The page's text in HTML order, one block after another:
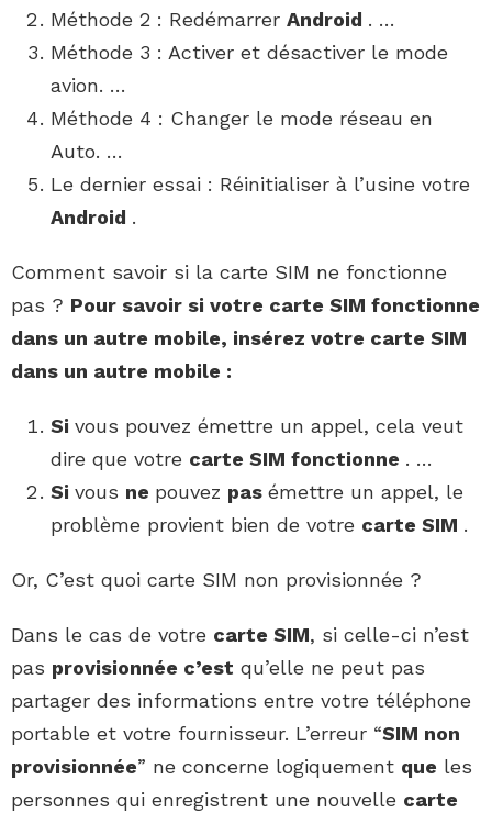
Méthode 2 : Redémarrer Android . …
Méthode 3 : Activer et désactiver le mode
avion. …
Méthode 4 : Changer le mode réseau en
Auto. …
Le dernier essai : Réinitialiser à l’usine votre
Android .
Comment savoir si la carte SIM ne fonctionne
pas ? Pour savoir si votre carte SIM fonctionne
dans un autre mobile, insérez votre carte SIM
dans un autre mobile :
Si vous pouvez émettre un appel, cela veut
dire que votre carte SIM fonctionne . …
Si vous ne pouvez pas émettre un appel, le
problème provient bien de votre carte SIM .
Or, C’est quoi carte SIM non provisionnée ?
Dans le cas de votre carte SIM, si celle-ci n’est
pas provisionnée c’est qu’elle ne peut pas
partager des informations entre votre téléphone
portable et votre fournisseur. L’erreur “SIM non
provisionnée” ne concerne logiquement que les
personnes qui enregistrent une nouvelle carte